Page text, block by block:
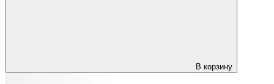
В корзину